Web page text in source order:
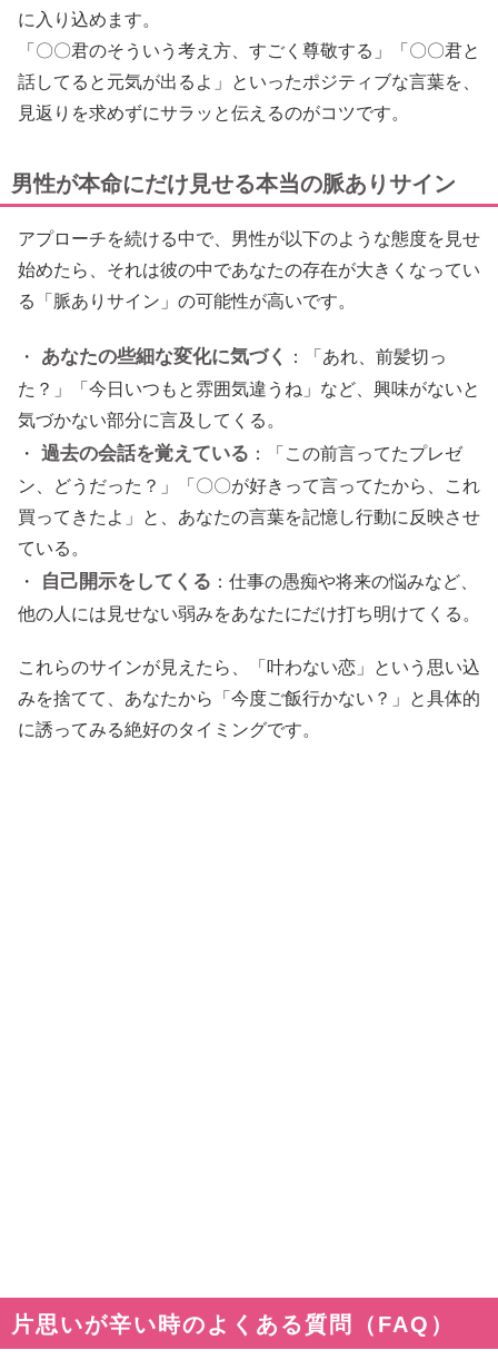
に入り込めます。
「〇〇君のそういう考え方、すごく尊敬する」「〇〇君と
話してると元気が出るよ」といったポジティブな言葉を、
見返りを求めずにサラッと伝えるのがコツです。
男性が本命にだけ見せる本当の脈ありサイン
アプローチを続ける中で、男性が以下のような態度を見せ
始めたら、それは彼の中であなたの存在が大きくなってい
る「脈ありサイン」の可能性が高いです。
・ あなたの些細な変化に気づく
：「あれ、前髪切っ
た？」「今日いつもと雰囲気違うね」など、興味がないと
気づかない部分に言及してくる。
・
過去の会話を覚えている ：「この前言ってたプレゼ
ン、どうだった？」「〇〇が好きって言ってたから、これ
買ってきたよ」と、あなたの言葉を記憶し行動に反映させ
ている。
・
自己開示をしてくる ：仕事の愚痴や将来の悩みなど、
他の人には見せない弱みをあなたにだけ打ち明けてくる。
これらのサインが見えたら、「叶わない恋」という思い込
みを捨てて、あなたから「今度ご飯行かない？」と具体的
に誘ってみる絶好のタイミングです。
片思いが辛い時のよくある質問（FAQ）